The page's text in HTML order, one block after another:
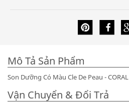
Mô Tả Sản Phẩm
Son Dưỡng Có Màu Cle De Peau - CORAL
Vận Chuyển & Đổi Trả